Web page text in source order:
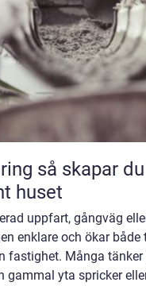
hållbara
huset
uppfart, gångväg
enklare och ökar både
fastighet. Många
gammal yta spricker